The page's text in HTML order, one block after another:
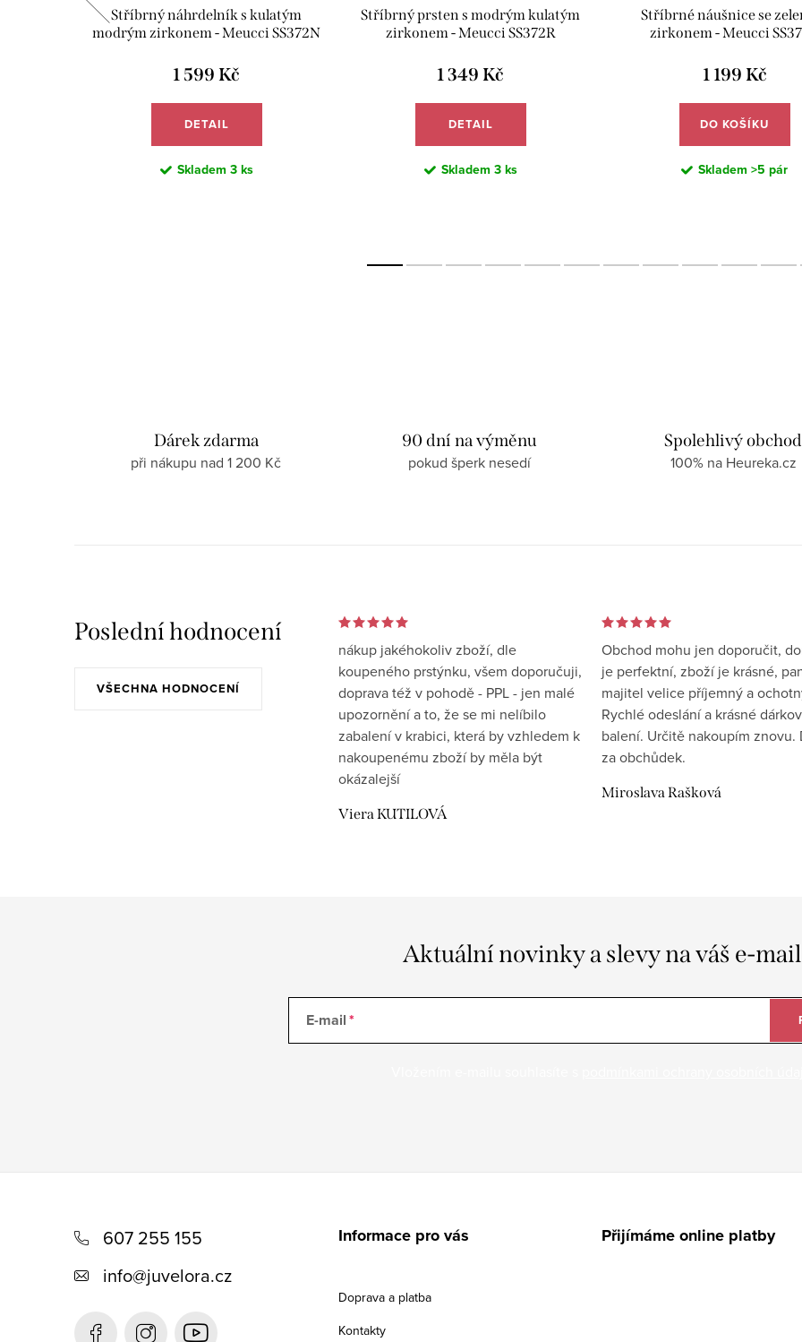
Stříbrný náhrdelník s kulatým
modrým zirkonem - Meucci SS372N
1 599 Kč
DETAIL
Skladem 3 ks
Stříbrný prsten s modrým kulatým
zirkonem - Meucci SS372R
1 349 Kč
DETAIL
Skladem 3 ks
Stříbrné náušnice se
zirkonem - Meucci
1 199 Kč
DO KOŠÍKU
Skladem >5 pár
Dárek zdarma
při nákupu nad 1 200 Kč
90 dní na výměnu
pokud šperk nesedí
Spolehlivý obchod
100% na Heureka.cz
Poslední hodnocení
VŠECHNA HODNOCENÍ
nákup jakéhokoliv zboží, dle
koupeného prstýnku, všem doporučuji,
doprava též v pohodě - PPL - jen malé
upozornění a to, že se mi nelíbilo
zabalení v krabici, která by vzhledem k
nakoupenému zboží by měla být
okázalejší
Viera KUTILOVÁ
Obchod mohu jen doporučit,
je perfektní, zboží je krásné,
majitel velice příjemný a
Rychlé odeslání a krásné
balení. Určitě nakoupím znovu.
za obchůdek.
Miroslava Rašková
Aktuální novinky a slevy na váš e-mail
E-mail
607 255 155
info@juvelora.cz
Informace pro vás
Doprava a platba
Kontakty
Přijímáme online platby